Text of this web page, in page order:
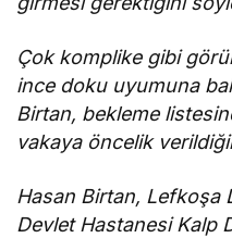
Çok komplike gibi
ince doku uyumuna
Birtan, bekleme
vakaya öncelik
Hasan Birtan, Lefkoşa
Devlet Hastanesi Kalp